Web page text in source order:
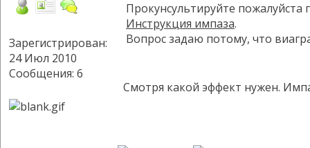
Зарегистрирован:
24 Июл 2010
Сообщения: 6
Прокунсультируйте
Инструкция импаза.
Вопрос задаю потому, что
Смотря какой эффект нужен.